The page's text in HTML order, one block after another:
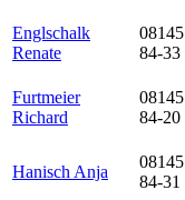
Englschalk
Renate
08145
84-33
Furtmeier
Richard
08145
84-20
Hanisch Anja
08145
84-31